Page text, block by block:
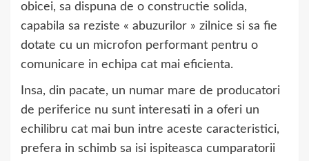
obicei, sa dispuna de o constructie solida,
capabila sa reziste « abuzurilor » zilnice si sa fie
dotate cu un microfon performant pentru o
comunicare in echipa cat mai eficienta.
Insa, din pacate, un numar mare de producatori
de periferice nu sunt interesati in a oferi un
echilibru cat mai bun intre aceste caracteristici,
prefera in schimb sa isi ispiteasca cumparatorii